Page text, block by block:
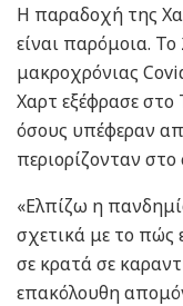
Η παραδοχή της
είναι παρόμοια.
μακροχρόνιας
Χαρτ εξέφρασε
όσους υπέφεραν
περιορίζονταν στο
«Ελπίζω η
σχετικά με το πώς
σε κρατά σε
επακόλουθη